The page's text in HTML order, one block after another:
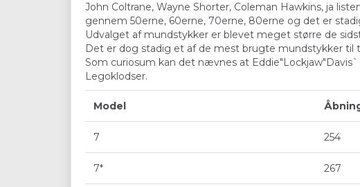
John Coltrane, Wayne Shorter, Coleman Hawkins, ja
gennem 50erne, 60erne, 70erne, 80erne og det er
Udvalget af mundstykker er blevet meget større de
Det er dog stadig et af de mest brugte mundstykker
Som curiosum kan det nævnes at
Legoklodser.
Model
7 254
7* 267